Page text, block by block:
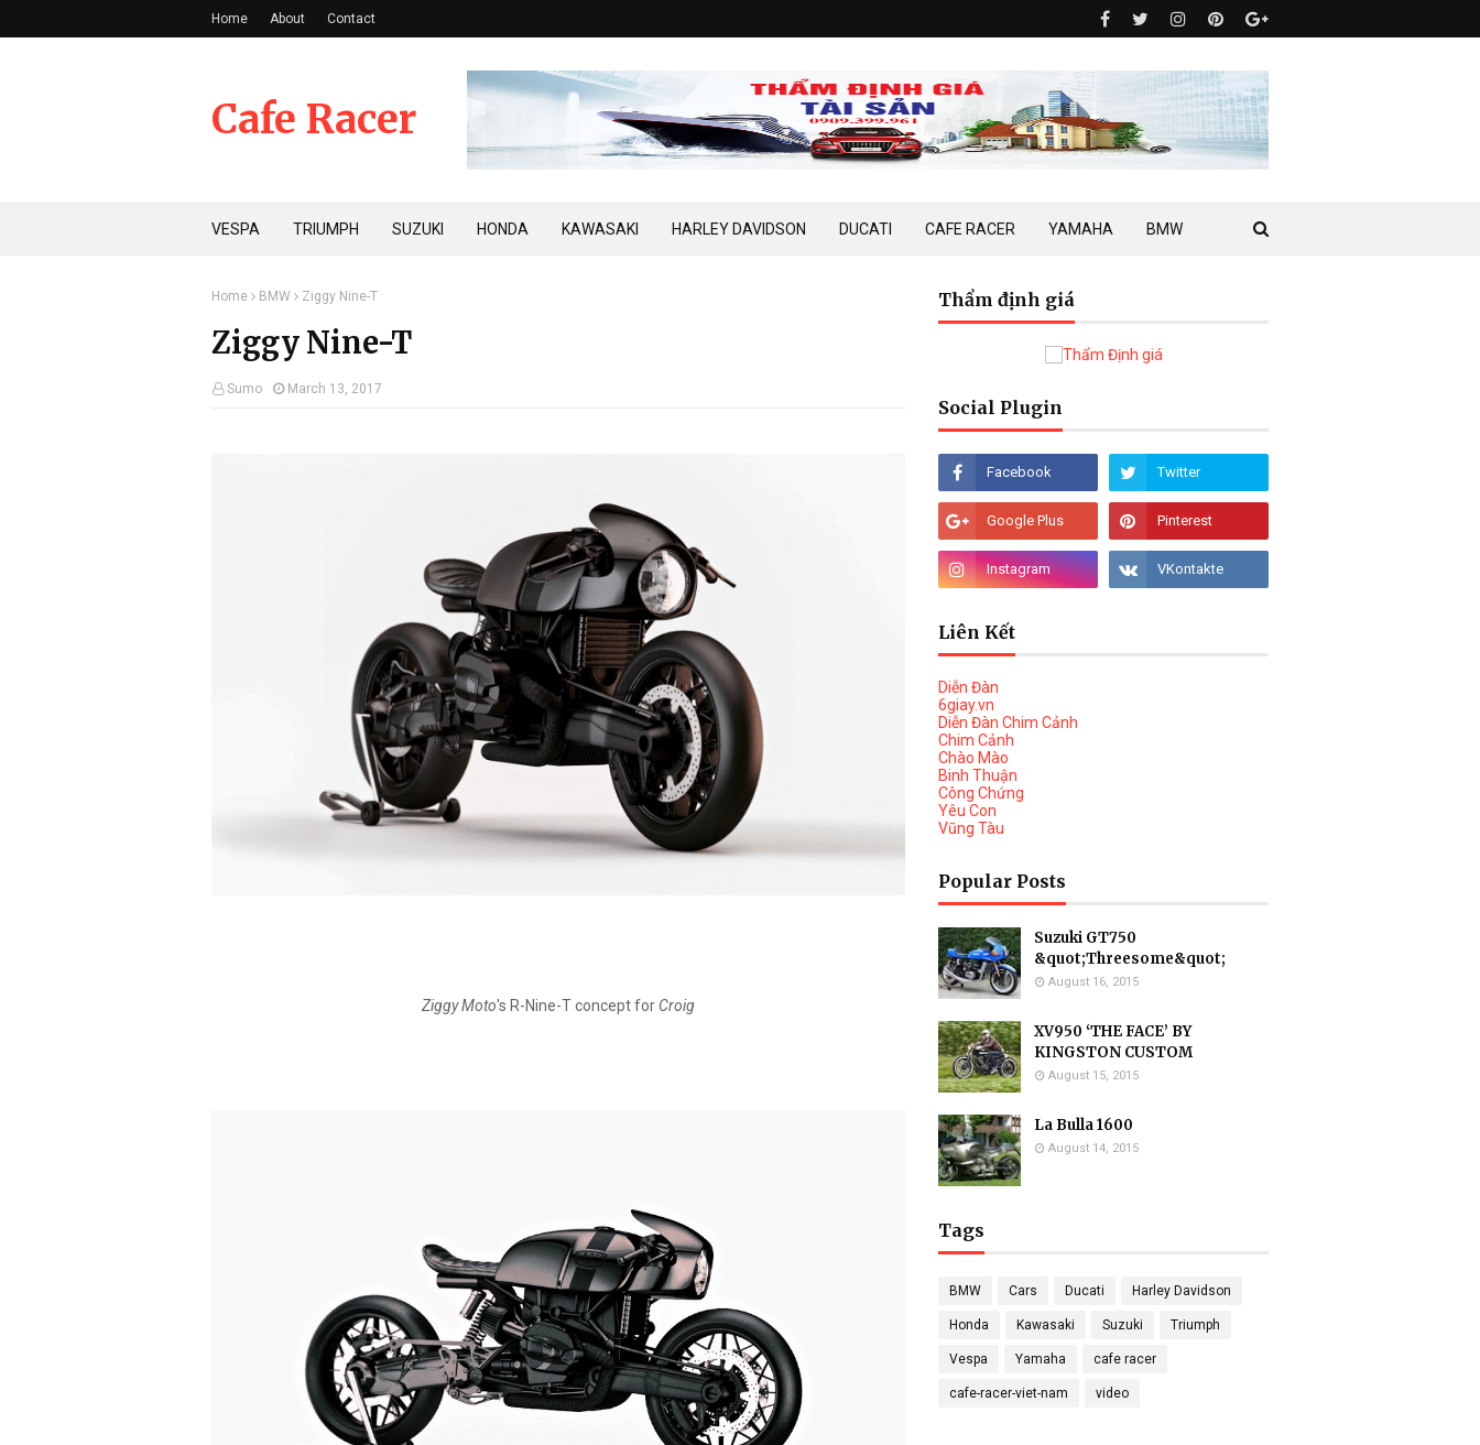
Home About Contact
Cafe Racer
VESPA TRIUMPH SUZUKI HONDA KAWASAKI HARLEY DAVIDSON DUCATI CAFE RACER YAMAHA BMW
Home BMW Ziggy Nine-T
Ziggy Nine-T
Sumo March 13, 2017
Ziggy Moto's R-Nine-T concept for Croig
Thẩm định giá
Social Plugin
Liên Kết
Diễn Đàn
6giay.vn
Diễn Đàn Chim Cảnh
Chim Cảnh
Chào Mào
Binh Thuận
Công Chứng
Yêu Con
Vũng Tàu
Popular Posts
Suzuki GT750
&quot;Threesome&quot;
August 16, 2015
XV950 ‘THE FACE’ BY
KINGSTON CUSTOM
August 15, 2015
La Bulla 1600
August 14, 2015
Tags
BMW Cars Ducati Harley Davidson
Honda Kawasaki Suzuki Triumph
Vespa Yamaha cafe racer
cafe-racer-viet-nam video